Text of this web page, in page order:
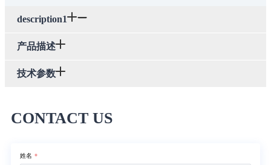
description1
产品描述
技术参数
CONTACT US
姓名 *